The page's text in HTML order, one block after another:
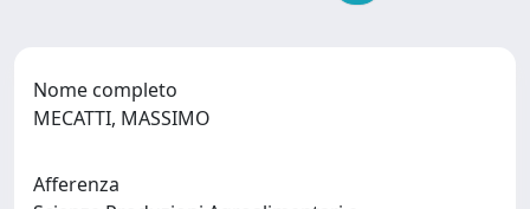
Nome completo
MECATTI, MASSIMO
Afferenza